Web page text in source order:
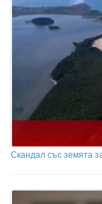
Скандал със земята